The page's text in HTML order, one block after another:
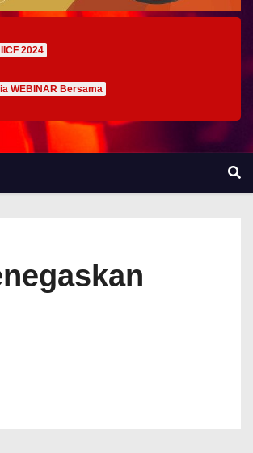
2024
WEBINAR Bersama